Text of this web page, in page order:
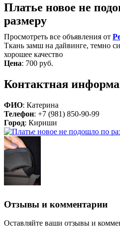
Платье новое не
размеру
Просмотреть все объявления от
Ткань замш на дайвинге, темно
хорошее качество
Цена: 700 руб.
Контактная
ФИО: Катерина
Телефон: +7 (981) 850-90-99
Город: Кириши
Отзывы и комментарии
Оставляйте ваши отзывы и